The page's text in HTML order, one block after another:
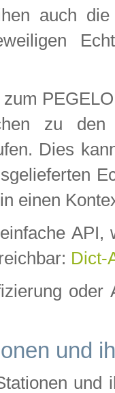
auch
zu den
Dies
einen
API,
Dict-
und
und